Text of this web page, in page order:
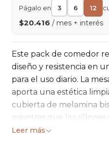
Págalo en 3 6 12
$20.416 / mes + interés
Este pack de comedor
diseño y resistencia en
para el uso diario. La
aporta una estética
cubierta de melamina
mientras que los
conjunto con una
Leer más